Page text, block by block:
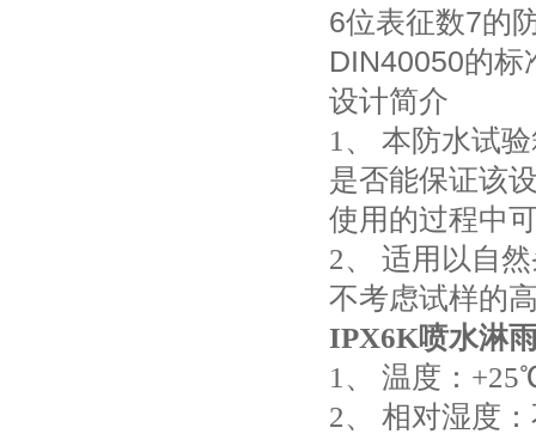
6位表征数7的
DIN40050的标
设计简介
1、 本防水试
是否能保证该
使用的过程中
2、 适用以自
不考虑试样的
IPX6K喷水淋
1、 温度：
2、 相对湿度